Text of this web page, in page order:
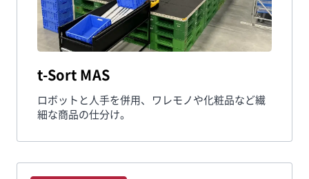
t-Sort MAS
ロボットと人手を併用、ワレモノや化粧品など繊
細な商品の仕分け。